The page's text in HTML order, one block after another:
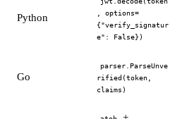
Python
, options=
{"verify_signatur
e": False})
Go
parser.ParseUnve
rified(token,
claims)